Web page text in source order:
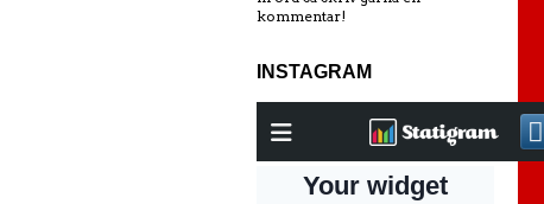
kommentar!
INSTAGRAM